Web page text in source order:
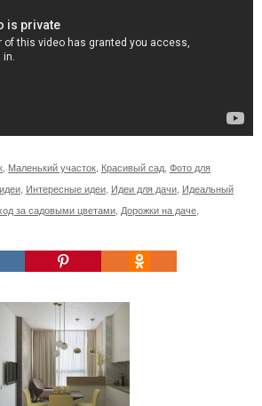
Маленький участок Красивый сад Фото для
Интересные идеи Идеи для дачи Идеальный
за садовыми цветами Дорожки на даче